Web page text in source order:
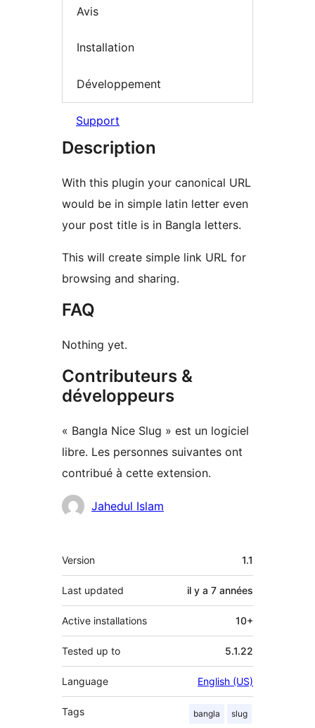
Avis
Installation
Développement
Support
Description
With this plugin your canonical URL
would be in simple latin letter even
your post title is in Bangla letters.
This will create simple link URL for
browsing and sharing.
FAQ
Nothing yet.
Contributeurs &
développeurs
« Bangla Nice Slug » est un logiciel
libre. Les personnes suivantes ont
contribué à cette extension.
Contributeurs
Jahedul Islam
Méta
Version 1.1
Last updated il y a 7 années
Active installations 10+
Tested up to 5.1.22
Language English (US)
Tags bangla slug